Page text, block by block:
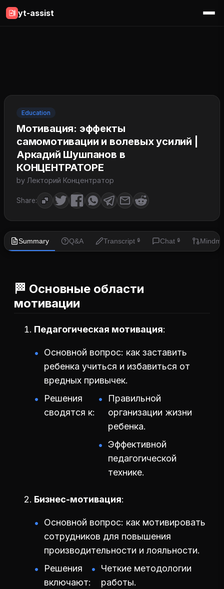
yt-assist
Education
Мотивация: эффекты
самомотивации и волевых усилий |
Аркадий Шушпанов в
КОНЦЕНТРАТОРЕ
by Лекторий Концентратор
Share:
Summary Q&A Transcript 🔒 Chat 🔒
🏁 Основные области
мотивации
Педагогическая мотивация
Основной вопрос: как заставить
ребенка учиться и избавиться от
вредных привычек.
Решения
сводятся к:
Правильной
организации жизни
ребенка.
Эффективной
педагогической
технике.
Бизнес-мотивация
Основной вопрос: как мотивировать
сотрудников для повышения
производительности и лояльности.
Решения
включают:
Четкие методологии
работы.